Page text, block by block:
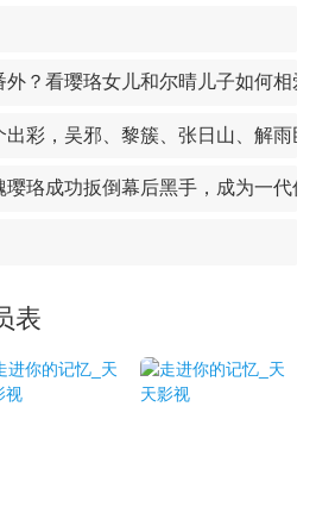
外？看璎珞女儿和尔晴儿子如何相
出彩，吴邪、黎簇、张日山、解雨
璎珞成功扳倒幕后黑手，成为一代
表